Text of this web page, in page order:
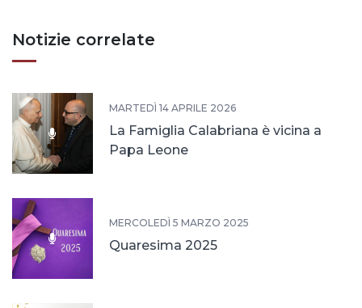
Notizie correlate
MARTEDÌ 14 APRILE 2026
La Famiglia Calabriana è vicina a
Papa Leone
MERCOLEDÌ 5 MARZO 2025
Quaresima 2025